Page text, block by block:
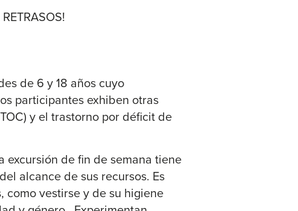
de 6 y 18 años cuyo
participantes exhiben otras
y el trastorno por déficit de
excursión de fin de semana tiene
alcance de sus recursos. Es
como vestirse y de su higiene